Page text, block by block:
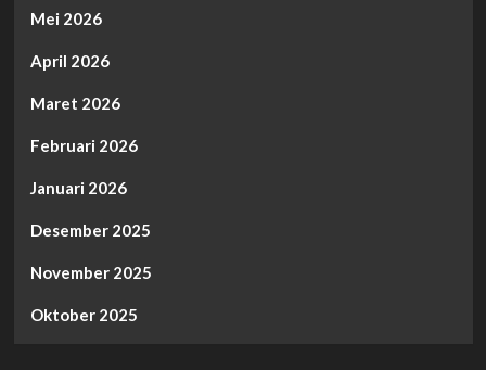
Mei 2026
April 2026
Maret 2026
Februari 2026
Januari 2026
Desember 2025
November 2025
Oktober 2025